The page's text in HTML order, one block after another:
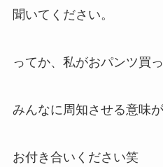
聞いてください。
ってか、私がおパンツ買
みんなに周知させる意味
お付き合いください笑